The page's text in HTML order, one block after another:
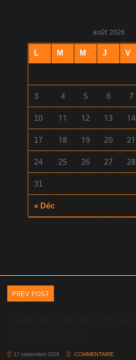
août 2026
L M M J V
« Déc
3 4 5 6 7
10 11 12 13 14
17 18 19 20 21
24 25 26 27 28
31
PREV POST
17 septembre 2016 COMMENTAIRE